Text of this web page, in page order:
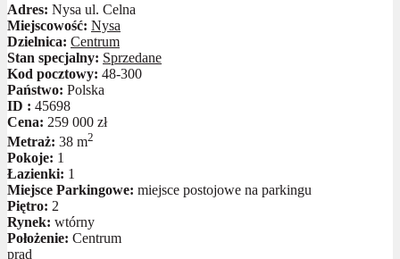
Adres: Nysa ul. Celna
Miejscowość: Nysa
Dzielnica: Centrum
Stan specjalny: Sprzedane
Kod pocztowy: 48-300
Państwo: Polska
ID : 45698
Cena: 259 000 zł
Metraż: 38 m2
Pokoje: 1
Łazienki: 1
Miejsce Parkingowe: miejsce postojowe na parkingu
Piętro: 2
Rynek: wtórny
Położenie: Centrum
prąd